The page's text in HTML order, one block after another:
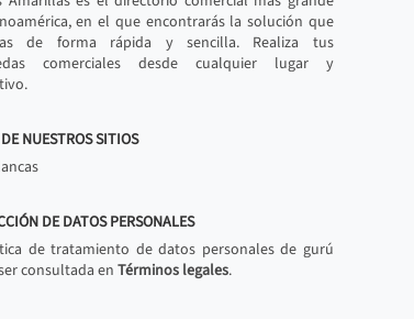
en el que encontrarás la solución que
de forma rápida y sencilla. Realiza tus
comerciales desde cualquier lugar y
NUESTROS SITIOS
DE DATOS PERSONALES
de tratamiento de datos personales de gurú
consultada en Términos legales.